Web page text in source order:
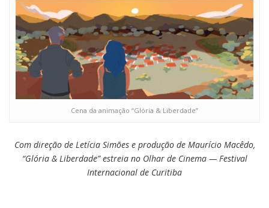
Cena da animação “Glória & Liberdade”
Com direção de Letícia Simões e produção de Maurício Macêdo,
“Glória & Liberdade” estreia no Olhar de Cinema — Festival
Internacional de Curitiba